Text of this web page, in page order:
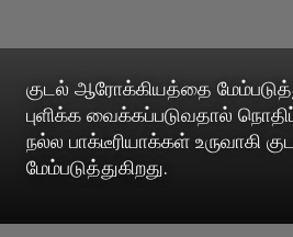
குடல் ஆரோக்கியத்தை
புளிக்க வைக்கப்படுவதால்
நல்ல பாக்டீரியாக்கள் உருவாகி
மேம்படுத்துகிறது.